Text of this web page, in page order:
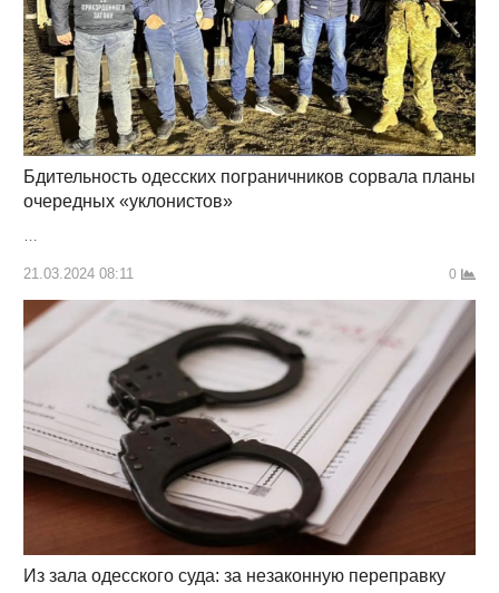
Бдительность одесских пограничников сорвала планы
очередных «уклонистов»
…
21.03.2024 08:11 0
Из зала одесского суда: за незаконную переправку